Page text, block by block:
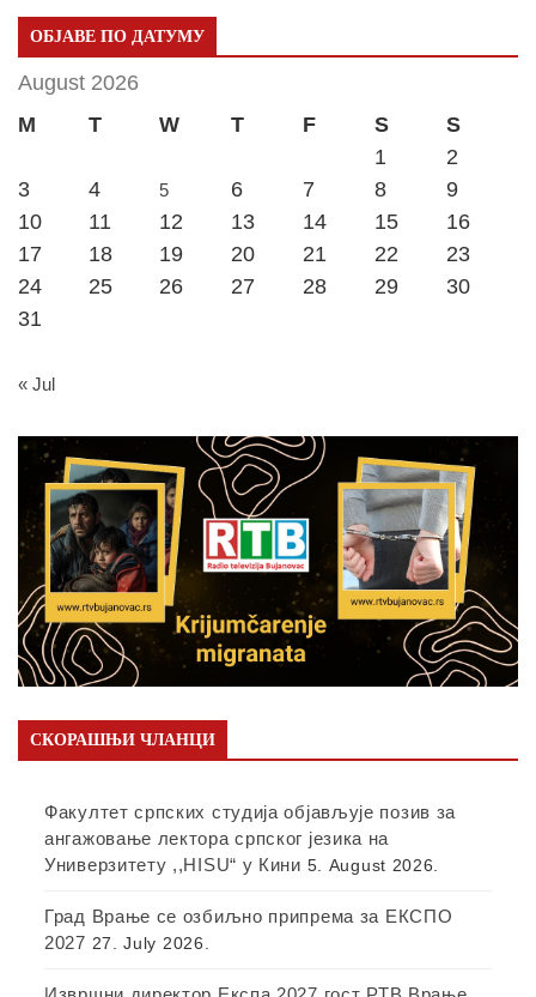
ОБЈАВЕ ПО ДАТУМУ
August 2026
M
T W T F S
S
1
2
3
4 5 6 7 8
9
10
11 12 13 14 15
16
17
18 19 20 21 22
23
24
25 26 27 28 29
30
31
« Jul
СКОРАШЊИ ЧЛАНЦИ
Факултет српских студија објављује позив за
ангажовање лектора српског језика на
Универзитету ,,HISU“ у Кини 5. August 2026.
Град Врање се озбиљно припрема за ЕКСПО
2027 27. July 2026.